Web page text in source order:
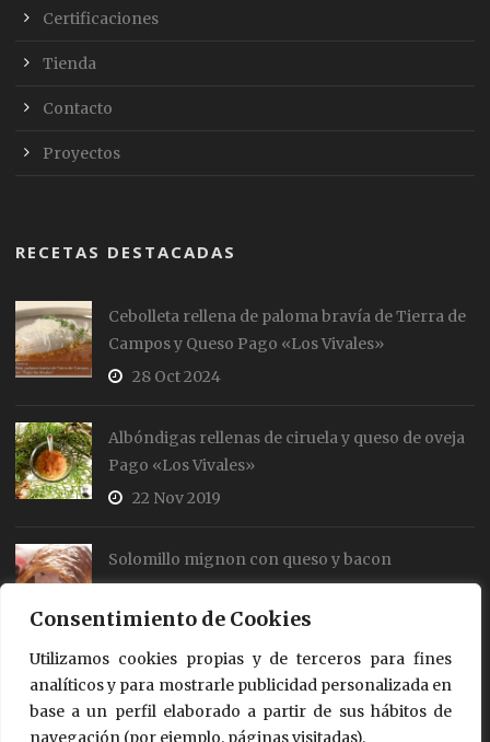
Consentimiento de Cookies
Utilizamos cookies propias y de terceros para fines
analíticos y para mostrarle publicidad personalizada en
base a un perfil elaborado a partir de sus hábitos de
navegación (por ejemplo, páginas visitadas).
Certificaciones
Tienda
Contacto
Proyectos
RECETAS DESTACADAS
Cebolleta rellena de paloma bravía de Tierra de
Campos y Queso Pago «Los Vivales»
28 Oct 2024
Albóndigas rellenas de ciruela y queso de oveja
Pago «Los Vivales»
22 Nov 2019
Solomillo mignon con queso y bacon
Rollos de salmón y queso
18 Jul 2018